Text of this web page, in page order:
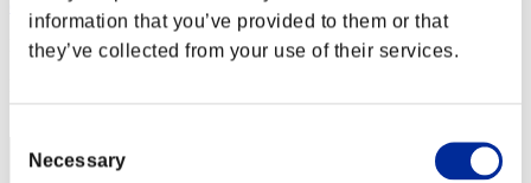
information that you’ve provided to them or that
they’ve collected from your use of their services.
Selection
Necessary
Punteggio:Missions13/55'07"85
82